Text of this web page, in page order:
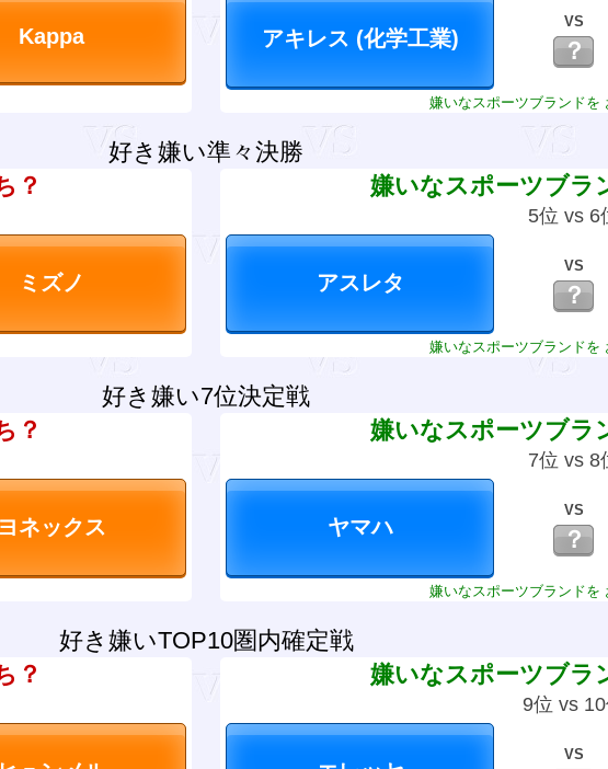
VS
？
嫌いなスポーツブランドを
好き嫌い準々決勝
？
嫌いなスポーツブラ
5位 vs 6
VS
？
嫌いなスポーツブランドを
好き嫌い7位決定戦
？
嫌いなスポーツブラ
7位 vs 8
VS
？
嫌いなスポーツブランドを
好き嫌いTOP10圏内確定戦
？
嫌いなスポーツブラ
9位 vs
VS